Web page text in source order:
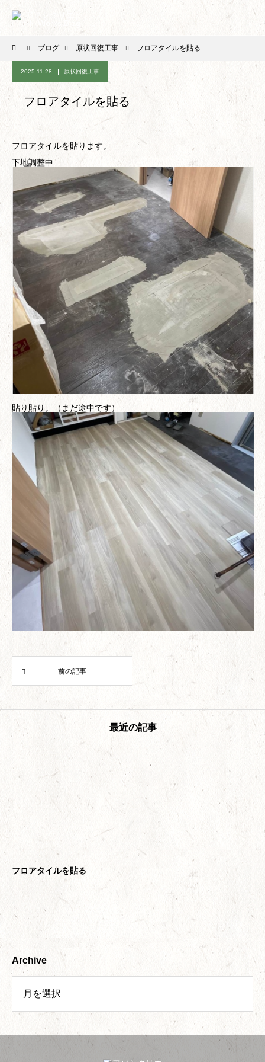
ブログ 原状回復工事 フロアタイルを貼る
2025.11.28 原状回復工事
フロアタイルを貼る
フロアタイルを貼ります。
下地調整中
貼り貼り。（まだ途中です）
前の記事
最近の記事
フロアタイルを貼る
今回もまた撮ってしまった、クロス糊付け機。
Archive